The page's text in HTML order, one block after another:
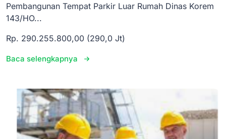
Pembangunan Tempat Parkir Luar Rumah Dinas Korem
143/HO...
Rp. 290.255.800,00 (290,0 Jt)
Baca selengkapnya